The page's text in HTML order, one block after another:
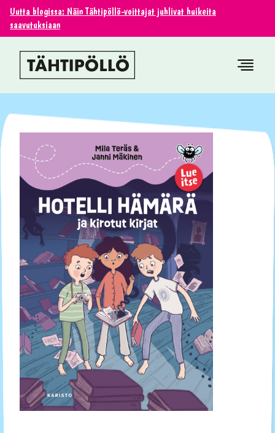
Uutta blogissa: Näin Tähtipöllö-voittajat juhlivat huikeita
saavutuksiaan